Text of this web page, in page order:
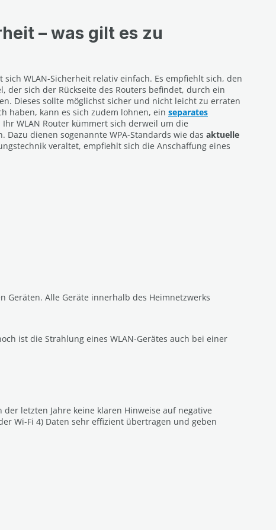
– was gilt es zu
sich WLAN-Sicherheit relativ einfach. Es empfiehlt sich, den
der sich der Rückseite des Routers befindet, durch ein
Dieses sollte möglichst sicher und nicht leicht zu erraten
haben, kann es sich zudem lohnen, ein separates
Ihr WLAN Router kümmert sich derweil um die
Dazu dienen sogenannte WPA-Standards wie das aktuelle
veraltet, empfiehlt sich die Anschaffung eines
Alle Geräte innerhalb des Heimnetzwerks
ist die Strahlung eines WLAN-Gerätes auch bei einer
letzten Jahre keine klaren Hinweise auf negative
Wi-Fi 4) Daten sehr effizient übertragen und geben